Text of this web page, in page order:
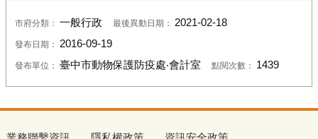
市府分類： 一般行政 最後異動日期： 2021-02-18
發布日期： 2016-09-19
發布單位： 臺中市動物保護防疫處‧會計室 點閱次數： 1439